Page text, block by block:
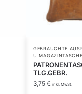
GEBRAUCHTE
TLG.GEBR.
3,75 € inkl. MwSt.